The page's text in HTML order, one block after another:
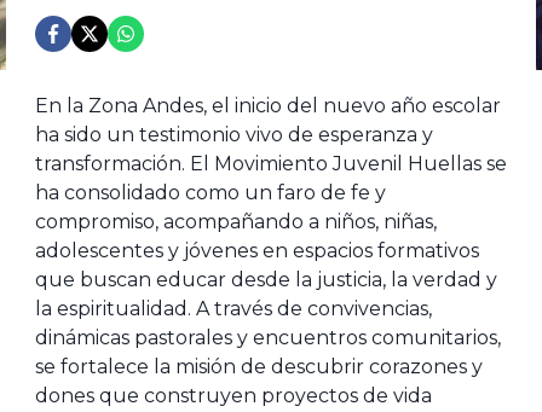
En la Zona Andes, el inicio del nuevo año escolar
ha sido un testimonio vivo de esperanza y
transformación. El Movimiento Juvenil Huellas se
ha consolidado como un faro de fe y
compromiso, acompañando a niños, niñas,
adolescentes y jóvenes en espacios formativos
que buscan educar desde la justicia, la verdad y
la espiritualidad. A través de convivencias,
dinámicas pastorales y encuentros comunitarios,
se fortalece la misión de descubrir corazones y
dones que construyen proyectos de vida